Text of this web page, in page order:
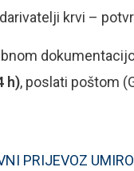
krvi –
h), poslati poštom
PRIJEVOZ